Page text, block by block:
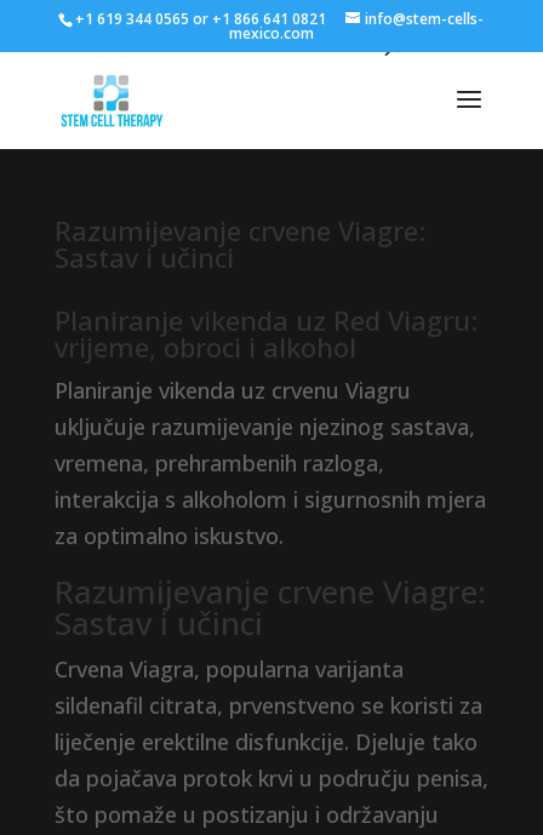
+1 619 344 0565 or +1 866 641 0821 info@stem-cells-
mexico.com
Razumijevanje crvene Viagre:
Sastav i učinci
Planiranje vikenda uz Red Viagru:
vrijeme, obroci i alkohol
Planiranje vikenda uz crvenu Viagru
uključuje razumijevanje njezinog sastava,
vremena, prehrambenih razloga,
interakcija s alkoholom i sigurnosnih mjera
za optimalno iskustvo.
Razumijevanje crvene Viagre:
Sastav i učinci
Crvena Viagra, popularna varijanta
sildenafil citrata, prvenstveno se koristi za
liječenje erektilne disfunkcije. Djeluje tako
da pojačava protok krvi u području penisa,
što pomaže u postizanju i održavanju